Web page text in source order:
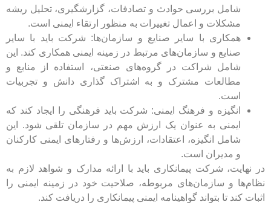
شامل بررسی حوادث و تصادفات، گزارشگیری، تحلیل ریشه
مشکلات و اعمال تغییرات به منظور ارتقاء ایمنی است.
همکاری با سایر صنایع و سازمان‌ها: شرکت باید با سایر
صنایع و سازمان‌های مرتبط در زمینه ایمنی همکاری کند. این
شامل شراکت در گروه‌های صنعتی، استفاده از منابع و
مطالعات مشترک و به اشتراک گذاری دانش و تجربیات
است.
انگیزه و فرهنگ ایمنی: شرکت باید فرهنگی را ایجاد کند که
ایمنی به عنوان یک ارزش مهم در سازمان تلقی شود. این
شامل انگیزه، اعتقادات، ارزش‌ها و رفتارهای ایمنی کارکنان
و مدیران است.
در نهایت، شرکت پیمانکاری باید با ارائه مدارک و شواهد لازم به
نظام‌ها و سازمان‌های مربوطه، صلاحیت خود در زمینه ایمنی را
اثبات کند تا بتواند گواهینامه ایمنی پیمانکاری را دریافت کند.